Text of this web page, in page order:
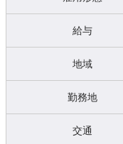
給与
地域
勤務地
交通